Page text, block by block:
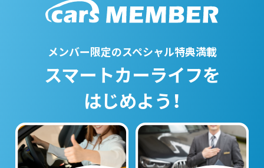
メンバー限定のスペシャル特典満載
スマートカーライフを
はじめよう！